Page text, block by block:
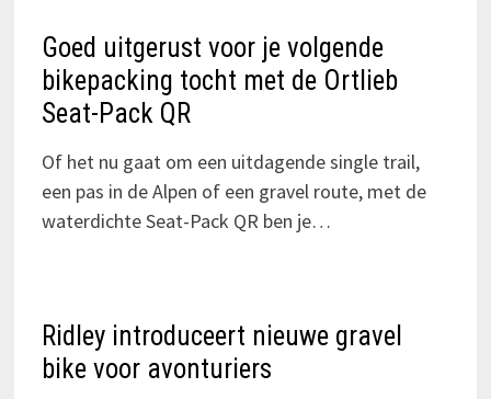
Goed uitgerust voor je volgende
bikepacking tocht met de Ortlieb
Seat-Pack QR
Of het nu gaat om een uitdagende single trail,
een pas in de Alpen of een gravel route, met de
waterdichte Seat-Pack QR ben je…
Ridley introduceert nieuwe gravel
bike voor avonturiers